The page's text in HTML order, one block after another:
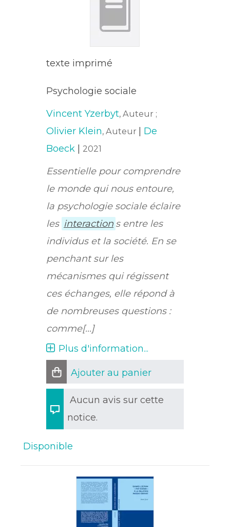
texte imprimé
Psychologie sociale
Vincent Yzerbyt, Auteur ;
Olivier Klein, Auteur
De
Boeck
2021
Essentielle pour comprendre
le monde qui nous entoure,
la psychologie sociale éclaire
les interaction s entre les
individus et la société. En se
penchant sur les
mécanismes qui régissent
ces échanges, elle répond à
de nombreuses questions :
comme[...]
Plus d'information...
Ajouter au panier
Aucun avis sur cette
notice.
Disponible